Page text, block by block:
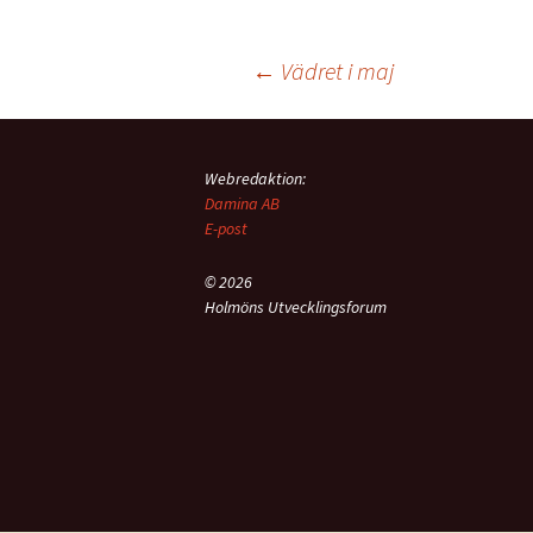
Inläggsnavigering
← Vädret i maj
Webredaktion:
Damina AB
E-post
© 2026
Holmöns Utvecklingsforum